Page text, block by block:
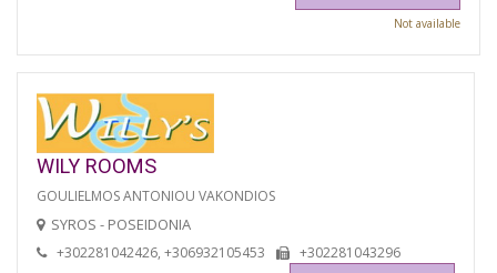
Not available
WILY ROOMS
GOULIELMOS ANTONIOU VAKONDIOS
SYROS - POSEIDONIA
+302281042426, +306932105453 +302281043296